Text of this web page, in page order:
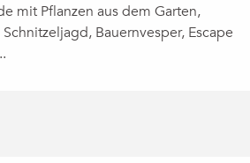
mit Pflanzen aus dem Garten,
Bauernvesper, Escape